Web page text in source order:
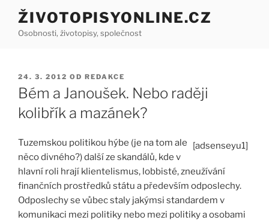
Přejít
obsahu
ŽIVOTOPISYONLINE.CZ
Osobnosti, životopisy, společnost
PUBLIKOVÁNO
24. 3. 2012 OD REDAKCE
Bém a Janoušek. Nebo raději
kolibřík a mazánek?
[adsenseyu1]
Tuzemskou politikou hýbe (je na tom ale
něco divného?) další ze skandálů, kde v
hlavní roli hrají klientelismus, lobbisté, zneužívání
finančních prostředků státu a především odposlechy.
Odposlechy se vůbec staly jakýmsi standardem v
komunikaci mezi politiky nebo mezi politiky a osobami